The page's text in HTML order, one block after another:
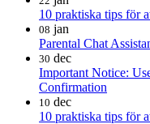
10 praktiska tips för
08 jan
Parental Chat
30 dec
Important Notice:
Confirmation
10 dec
10 praktiska tips för